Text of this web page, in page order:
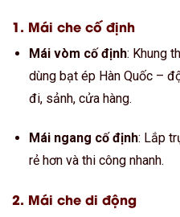
1. Mái che cố định
Mái vòm cố định: Khung
dùng bạt ép Hàn Quốc –
đi, sảnh, cửa hàng.
Mái ngang cố định: Lắp
rẻ hơn và thi công nhanh.
2. Mái che di động